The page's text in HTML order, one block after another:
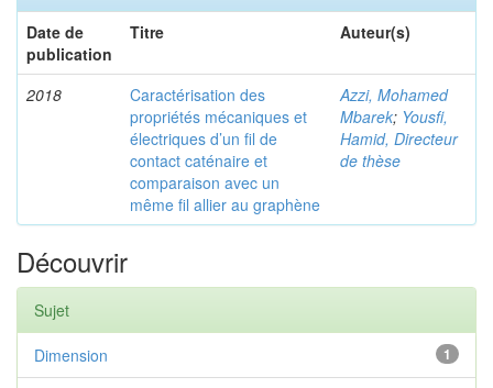
Date de
publication
Titre Auteur(s)
2018
Caractérisation des
propriétés mécaniques et
électriques d’un fil de
contact caténaire et
comparaison avec un
même fil allier au graphène
Azzi, Mohamed
Mbarek; Yousfi,
Hamid, Directeur
de thèse
Découvrir
Sujet
1
Dimension